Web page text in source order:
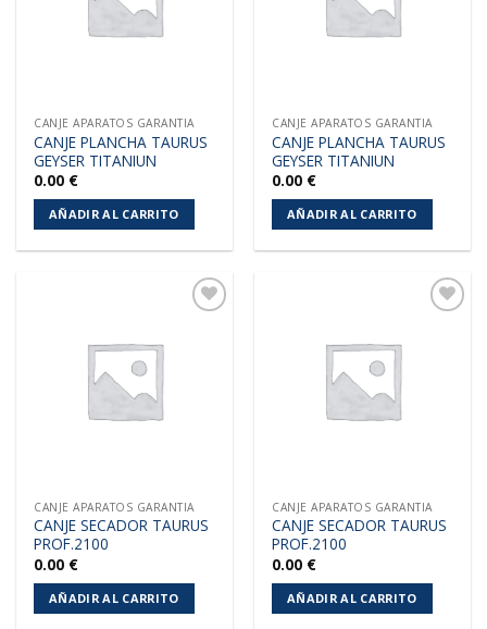
CANJE APARATOS GARANTIA
CANJE PLANCHA TAURUS
GEYSER TITANIUN
0.00 €
AÑADIR AL CARRITO
CANJE APARATOS GARANTIA
CANJE PLANCHA TAURUS
GEYSER TITANIUN
0.00 €
AÑADIR AL CARRITO
CANJE APARATOS GARANTIA
CANJE SECADOR TAURUS
PROF.2100
0.00 €
AÑADIR AL CARRITO
CANJE APARATOS GARANTIA
CANJE SECADOR TAURUS
PROF.2100
0.00 €
AÑADIR AL CARRITO